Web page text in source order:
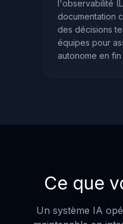
l'observabilité
documentation
des décisions
équipes pour
autonome en fin
Ce que
Un système IA